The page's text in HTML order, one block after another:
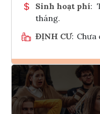
Sinh hoạt phí:
tháng.
ĐỊNH CƯ: